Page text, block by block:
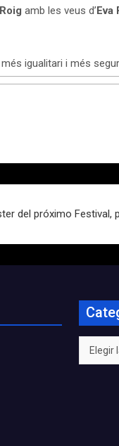
amb les veus d’Eva
igualitari i més
del próximo Festival,